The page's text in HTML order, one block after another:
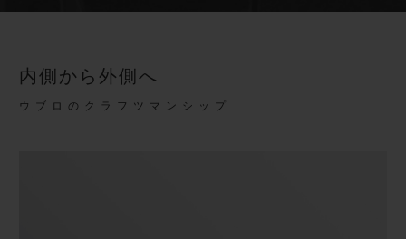
内側から外側へ
ウブロのクラフツマンシップ